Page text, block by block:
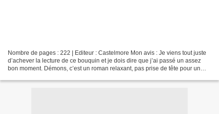
Nombre de pages : 222 | Editeur : Castelmore Mon avis : Je viens tout juste
d’achever la lecture de ce bouquin et je dois dire que j’ai passé un assez
bon moment. Démons, c’est un roman relaxant, pas prise de tête pour un